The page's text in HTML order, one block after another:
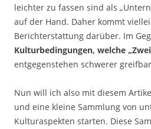
leichter zu fassen sind als
auf der Hand. Daher kommt
Berichterstattung darüber. Im
Kulturbedingungen, welche
entgegenstehen schwerer
Nun will ich also mit diesem
und eine kleine Sammlung von
Kulturaspekten starten. Diese